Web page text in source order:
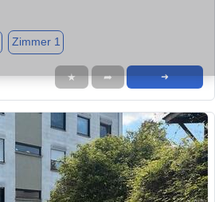
Zimmer 1
★ ➦ ➜